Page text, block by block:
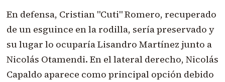
En defensa, Cristian "Cuti" Romero, recuperado
de un esguince en la rodilla, sería preservado y
su lugar lo ocuparía Lisandro Martínez junto a
Nicolás Otamendi. En el lateral derecho, Nicolás
Capaldo aparece como principal opción debido